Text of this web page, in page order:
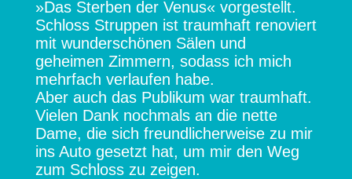
»Das Sterben der Venus« vorgestellt.
Schloss Struppen ist traumhaft renoviert
mit wunderschönen Sälen und
geheimen Zimmern, sodass ich mich
mehrfach verlaufen habe.
Aber auch das Publikum war traumhaft.
Vielen Dank nochmals an die nette
Dame, die sich freundlicherweise zu mir
ins Auto gesetzt hat, um mir den Weg
zum Schloss zu zeigen.